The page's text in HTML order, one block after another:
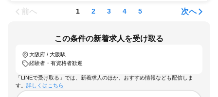
前へ 1 2 3 4 5 次へ
この条件の新着求人を受け取る
大阪府 / 大阪駅
経験者・有資格者歓迎
「LINEで受け取る」では、新着求人のほか、おすすめ情報なども配信しま
す。 詳しくはこちら